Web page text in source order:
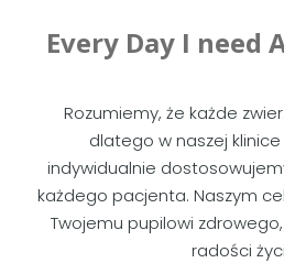
Every Day I need
Rozumiemy, że każde
dlatego w naszej
indywidualnie
każdego pacjenta. Naszym
Twojemu pupilowi
radości